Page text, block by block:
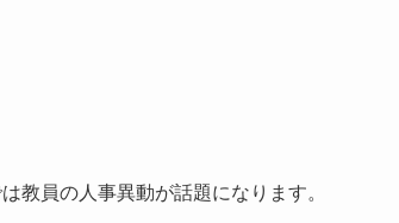
教員の人事異動が話題になります。